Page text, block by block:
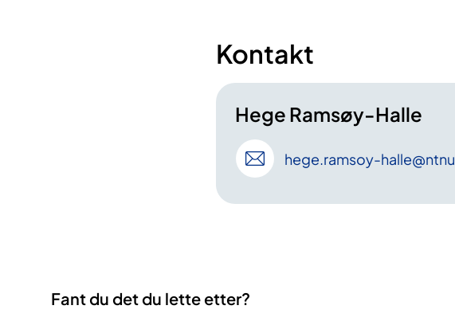
Kontakt
Hege Ramsøy-Halle
hege.ramsoy-halle@ntnu
Fant du det du lette etter?